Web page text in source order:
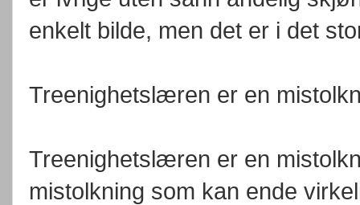
enkelt bilde, men det er i det
Treenighetslæren er en
Treenighetslæren er en
mistolkning som kan ende